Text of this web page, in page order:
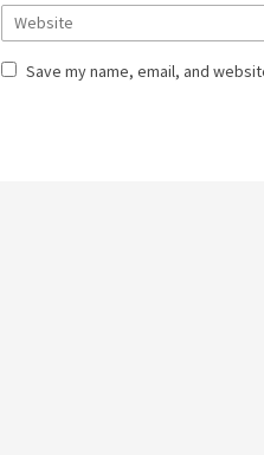
Save my name, email, and